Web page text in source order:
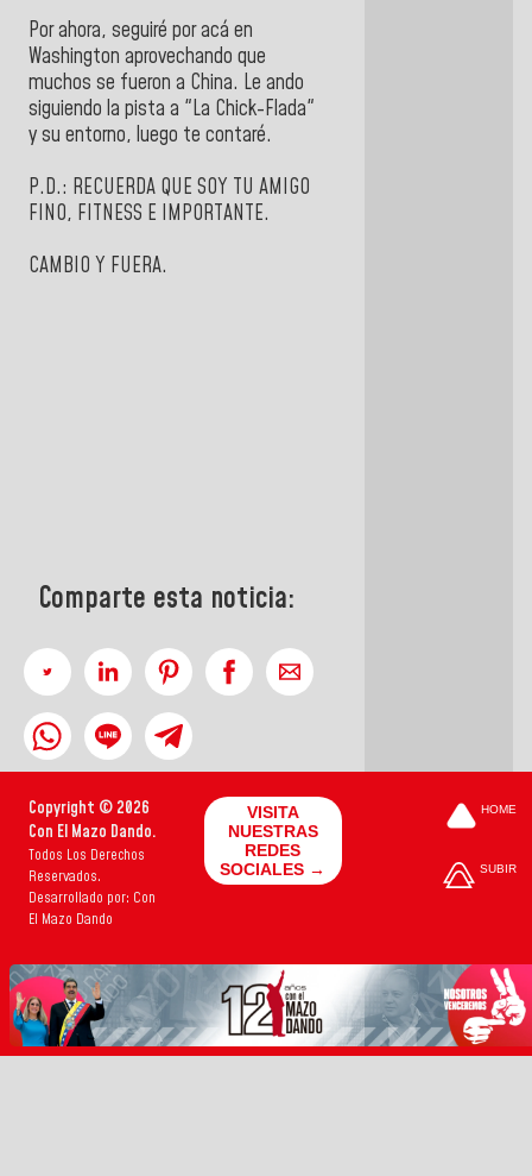
Por ahora, seguiré por acá en
Washington aprovechando que
muchos se fueron a China. Le ando
siguiendo la pista a "La Chick-Flada"
y su entorno, luego te contaré.
P.D.: RECUERDA QUE SOY TU AMIGO
FINO, FITNESS E IMPORTANTE.
CAMBIO Y FUERA.
Comparte esta noticia:
Copyright © 2026
Con El Mazo Dando.
Todos Los Derechos
Reservados.
Desarrollado por: Con
El Mazo Dando
VISITA
NUESTRAS
REDES
SOCIALES →
HOME
SUBIR